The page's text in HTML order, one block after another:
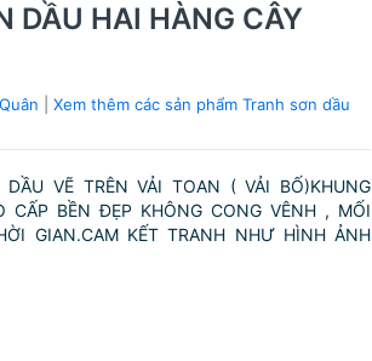
DẦU HAI HÀNG CÂY
|Xem thêm các sản phẩm Tranh sơn dầu
VẼ TRÊN VẢI TOAN ( VẢI BỐ)KHUNG
CẤP BỀN ĐẸP KHÔNG CONG VÊNH , MỐI
GIAN.CAM KẾT TRANH NHƯ HÌNH ẢNH